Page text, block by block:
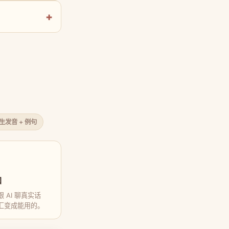
发音 + 例句
AI 聊真实话
成能用的。